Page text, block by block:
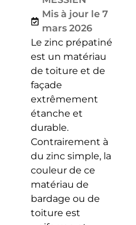
Mis à jour le 7
mars 2026
Le zinc prépatiné
est un matériau
de toiture et de
façade
extrêmement
étanche et
durable.
Contrairement à
du zinc simple, la
couleur de ce
matériau de
bardage ou de
toiture est